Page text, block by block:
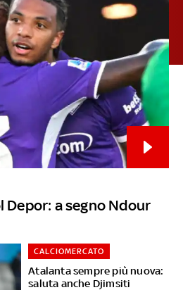
Depor: a segno Ndour
Atalanta sempre più nuova:
saluta anche Djimsiti
CALCIOMERCATO